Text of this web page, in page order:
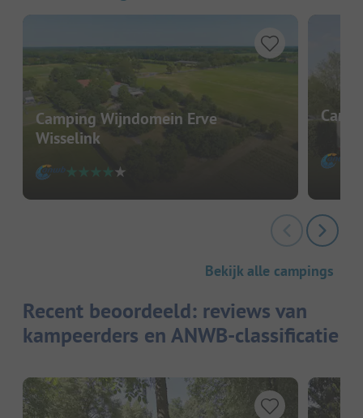
Camping Wijndomein Erve
Wisselink
Bekijk alle campings
Recent beoordeeld: reviews van
kampeerders en ANWB-classificatie